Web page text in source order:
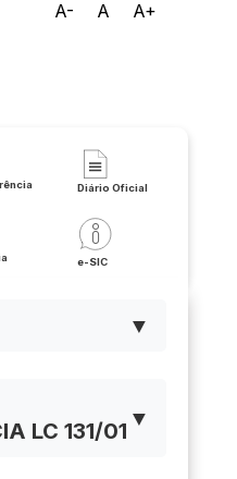
A- A A+
de
Diário Oficial
e-SIC
▼
LC 131/01 ▼
em: